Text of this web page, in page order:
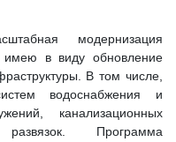
модернизация
в виду обновление
В том числе,
водоснабжения и
канализационных
развязок. Программа